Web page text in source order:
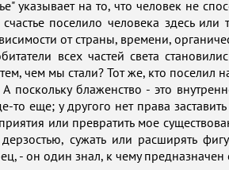
указывает на то, что человек не
счастье поселило человека здесь
от страны, времени,
всех частей света
чем мы стали? Тот же, кто поселил
поскольку блаженство - это
то еще; у другого нет права
или превратить мое
сужать или расширять
- он один знал, к чему